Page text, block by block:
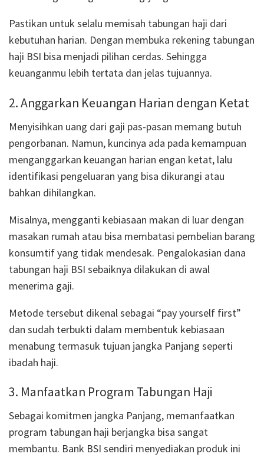
Pastikan untuk selalu memisah tabungan haji dari
kebutuhan harian. Dengan membuka rekening tabungan
haji BSI bisa menjadi pilihan cerdas. Sehingga
keuanganmu lebih tertata dan jelas tujuannya.
2. Anggarkan Keuangan Harian dengan Ketat
Menyisihkan uang dari gaji pas-pasan memang butuh
pengorbanan. Namun, kuncinya ada pada kemampuan
menganggarkan keuangan harian engan ketat, lalu
identifikasi pengeluaran yang bisa dikurangi atau
bahkan dihilangkan.
Misalnya, mengganti kebiasaan makan di luar dengan
masakan rumah atau bisa membatasi pembelian barang
konsumtif yang tidak mendesak. Pengalokasian dana
tabungan haji BSI sebaiknya dilakukan di awal
menerima gaji.
Metode tersebut dikenal sebagai “pay yourself first”
dan sudah terbukti dalam membentuk kebiasaan
menabung termasuk tujuan jangka Panjang seperti
ibadah haji.
3. Manfaatkan Program Tabungan Haji
Sebagai komitmen jangka Panjang, memanfaatkan
program tabungan haji berjangka bisa sangat
membantu. Bank BSI sendiri menyediakan produk ini